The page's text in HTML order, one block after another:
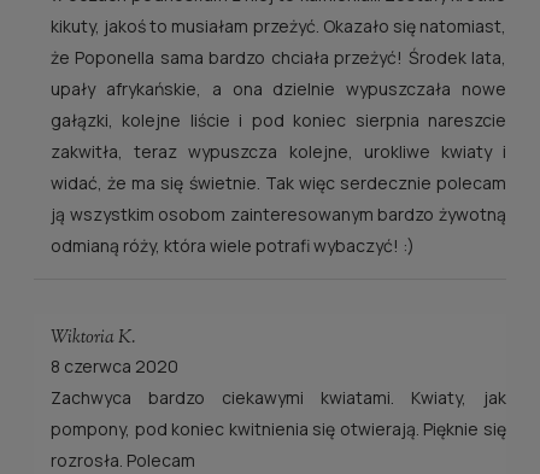
kikuty, jakoś to musiałam przeżyć. Okazało się natomiast,
że Poponella sama bardzo chciała przeżyć! Środek lata,
upały afrykańskie, a ona dzielnie wypuszczała nowe
gałązki, kolejne liście i pod koniec sierpnia nareszcie
zakwitła, teraz wypuszcza kolejne, urokliwe kwiaty i
widać, że ma się świetnie. Tak więc serdecznie polecam
ją wszystkim osobom zainteresowanym bardzo żywotną
odmianą róży, która wiele potrafi wybaczyć! :)
Wiktoria K.
8 czerwca 2020
Zachwyca bardzo ciekawymi kwiatami. Kwiaty, jak
pompony, pod koniec kwitnienia się otwierają. Pięknie się
rozrosła. Polecam